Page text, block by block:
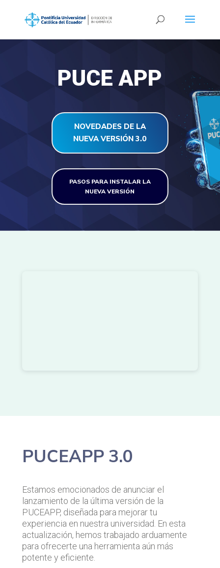
PUCE APP
NOVEDADES DE LA
NUEVA VERSIÓN 3.0
PASOS PARA INSTALAR LA
NUEVA VERSIÓN
PUCEAPP 3.0
Estamos emocionados de anunciar el
lanzamiento de la última versión de la
PUCEAPP, diseñada para mejorar tu
experiencia en nuestra universidad. En esta
actualización, hemos trabajado arduamente
para ofrecerte una herramienta aún más
potente y eficiente.